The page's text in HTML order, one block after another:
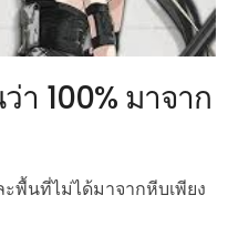
า 100% มาจาก
ะพื้นที่ไม่ได้มาจากหีบเพียง